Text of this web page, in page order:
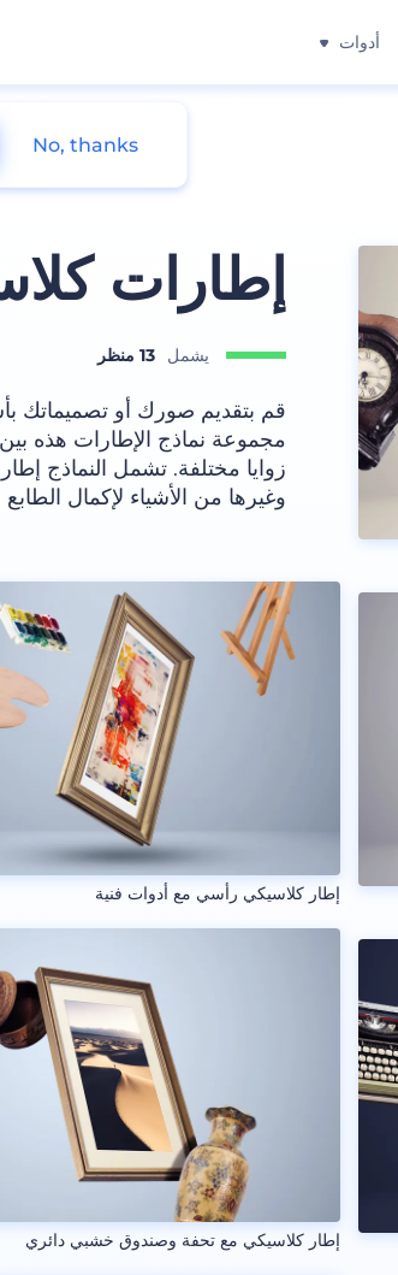
أدوات
إطارات
يشمل 13 منظر
قم بتقديم صورك أو تصميماتك
مجموعة نماذج الإطارات هذه بين
زوايا مختلفة. تشمل النماذج
وغيرها من الأشياء لإكمال
إطار كلاسيكي رأسي مع أدوات فنية
إطار كلاسيكي مع تحفة وصندوق خشبي دائري
No, thanks